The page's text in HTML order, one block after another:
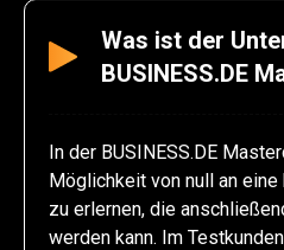
Was ist der
BUSINESS.DE
In der BUSINESS.DE
Möglichkeit von null an
zu erlernen, die
werden kann. Im